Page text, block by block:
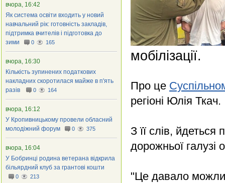
мобілізації.
Про це
регіоні Юлія Ткач.
З її слів,
дорожньої галузі
"Це давало
вчора, 16:42
Як система освіти входить у новий
навчальний рік: готовність закладів,
підтримка вчителів і підготовка до
зими
0 165
вчора, 16:30
Кількість зупинених податкових
накладних скоротилася майже в п'ять
разів
0 164
вчора, 16:12
У Кропивницькому провели обласний
молодіжний форум
0 375
вчора, 16:04
У Бобринці родина ветерана відкрила
більярдний клуб за грантові кошти
0 213